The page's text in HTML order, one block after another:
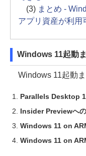
(3) まとめ -
アプリ資産が利用
Windows 11起動
Windows 11起動ま
Parallels Desktop
Insider Previewへ
Windows 11 on
Windows 11 on